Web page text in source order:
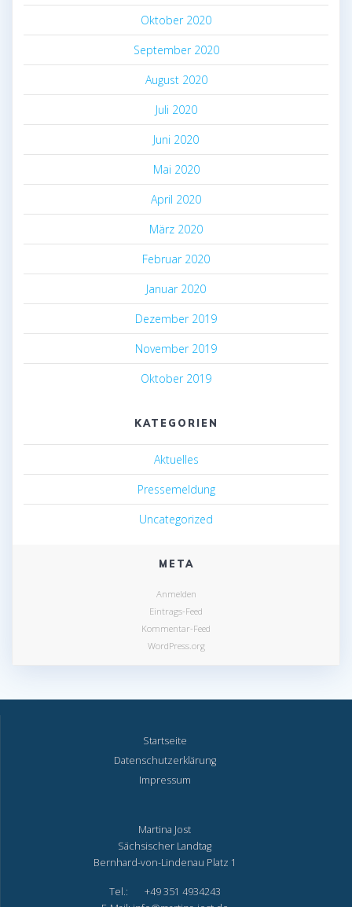
Oktober 2020
September 2020
August 2020
Juli 2020
Juni 2020
Mai 2020
April 2020
März 2020
Februar 2020
Januar 2020
Dezember 2019
November 2019
Oktober 2019
KATEGORIEN
Aktuelles
Pressemeldung
Uncategorized
META
Anmelden
Eintrags-Feed
Kommentar-Feed
WordPress.org
Startseite
Datenschutzerklärung
Impressum
Martina Jost
Sächsischer Landtag
Bernhard-von-Lindenau Platz 1
Tel.: +49 351 4934243